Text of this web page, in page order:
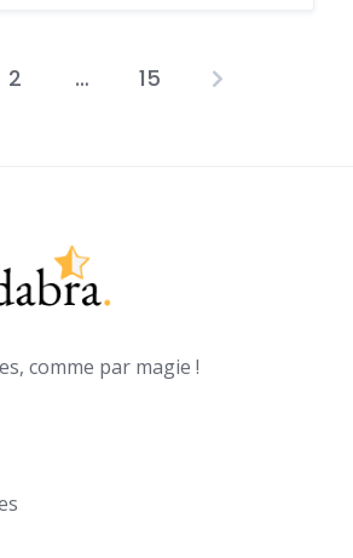
Pagination
2 … 15
comme par magie !